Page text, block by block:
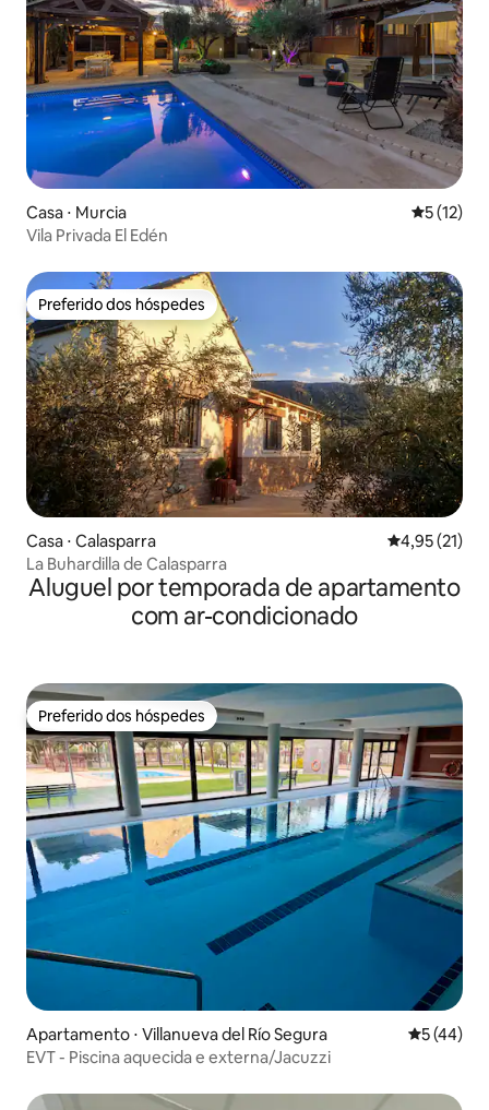
Casa ⋅ Murcia 5 de uma
5 (12)
Vila Privada El Edén
Preferido dos hóspedes
Preferido dos hóspedes
Casa ⋅ Calasparra 4,95 de uma
4,95 (21)
La Buhardilla de Calasparra
Aluguel por temporada de apartamento
com ar-condicionado
Preferido dos hóspedes
Preferido dos hóspedes
Apartamento ⋅ Villanueva del Río Segura 5 de uma
5 (44)
EVT - Piscina aquecida e externa/Jacuzzi